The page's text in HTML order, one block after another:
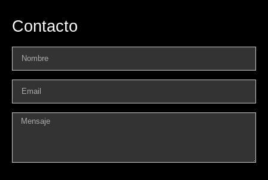
Contacto